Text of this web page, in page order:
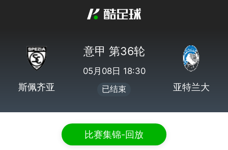
斯佩齐亚
意甲 第36轮
05月08日 18:30
已结束 亚特兰大
比赛集锦-回放